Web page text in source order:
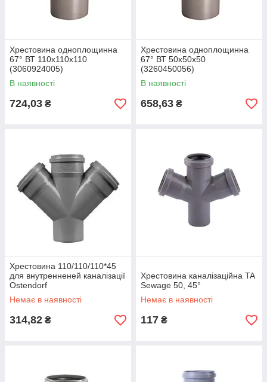
Хрестовина одноплощинна
67° ВТ 110x110x110
(3060924005)
В наявності
724,03 ₴
Хрестовина одноплощинна
67° ВТ 50х50х50
(3260450056)
В наявності
658,63 ₴
Хрестовина 110/110/110*45
для внутренненей каналізації
Ostendorf
Немає в наявності
314,82 ₴
Хрестовина каналізаційна TA
Sewage 50, 45°
Немає в наявності
117 ₴